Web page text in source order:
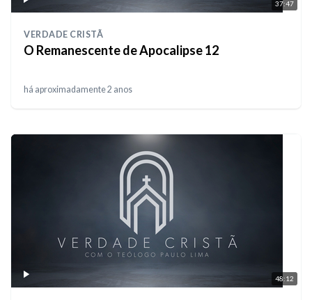
37:47
VERDADE CRISTÃ
O Remanescente de Apocalipse 12
há aproximadamente 2 anos
48:12